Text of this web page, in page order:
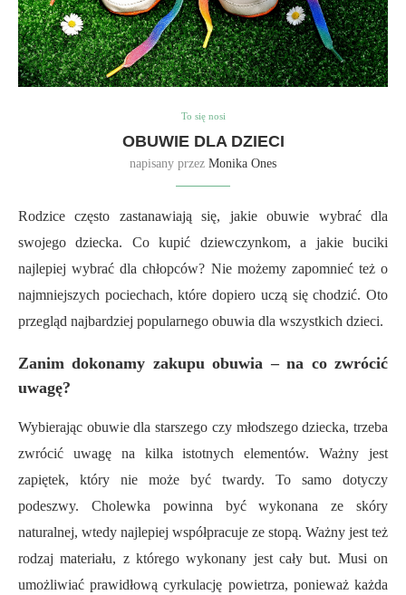
To się nosi
OBUWIE DLA DZIECI
napisany przez Monika Ones
Rodzice często zastanawiają się, jakie obuwie wybrać dla
swojegodziecka. Co kupić dziewczynkom, a jakie buciki
najlepiej wybraćdlachłopców? Nie możemy zapomnieć też o
najmniejszych pociechach,które dopiero uczą się chodzić. Oto
przegląd najbardziej popularnego obuwia dla wszystkich dzieci.
Zanim dokonamy zakupu obuwia – na co zwrócić
uwagę?
Wybierając obuwie dla starszego czy młodszego dziecka, trzeba
zwrócić uwagę na kilkaistotnych elementów. Ważny jest
zapiętek, który nie może być twardy. To samo dotyczy
podeszwy. Cholewka powinna być wykonana ze skóry
naturalnej, wtedy najlepiej współpracuje ze stopą. Ważny jest też
rodzaj materiału, z którego wykonany jest cały but. Musi on
umożliwiać prawidłową cyrkulację powietrza, ponieważ każda